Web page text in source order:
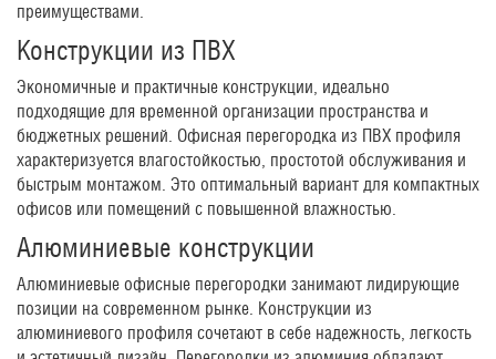
преимуществами.
Конструкции из ПВХ
Экономичные и практичные конструкции, идеально
подходящие для временной организации пространства и
бюджетных решений. Офисная перегородка из ПВХ профиля
характеризуется влагостойкостью, простотой обслуживания и
быстрым монтажом. Это оптимальный вариант для компактных
офисов или помещений с повышенной влажностью.
Алюминиевые конструкции
Алюминиевые офисные перегородки занимают лидирующие
позиции на современном рынке. Конструкции из
алюминиевого профиля сочетают в себе надежность, легкость